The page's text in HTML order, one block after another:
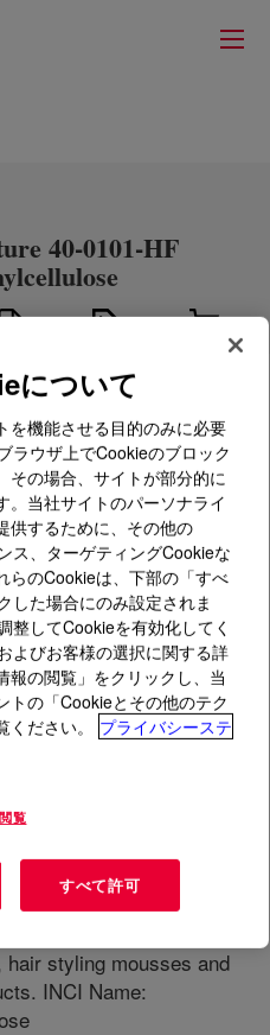
40-0101-HF
40-0101-HF
?
It is a cold water
a 2% aqueous solution at
include body washes
styling mousses and
INCI Name:
について
を機能させる目的のみに必要
ラウザ上でCookieのブロック
その場合、サイトが部分的に
。当社サイトのパーソナライ
供するために、その他の
ス、ターゲティングCookieな
らのCookieは、下部の「すべ
した場合にのみ設定されま
整してCookieを有効化してく
よびお客様の選択に関する詳
報の閲覧」をクリックし、当
トの「Cookieとその他のテク
ださい。
プライバシーステ
覧
すべて許可